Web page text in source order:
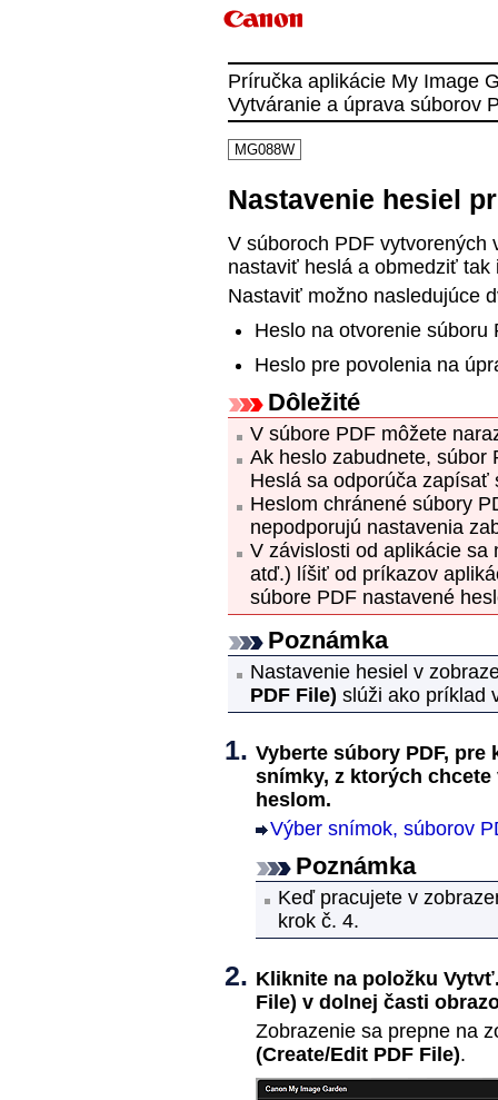
Príručka aplikácie My Image
Vytváranie a úprava súborov
MG088W
Nastavenie hesiel
V súboroch PDF vytvorených
nastaviť heslá a obmedziť
Nastaviť možno nasledujúce
Heslo na otvorenie súboru
Heslo pre povolenia na
Dôležité
V súbore PDF môžete
Ak heslo zabudnete, súbor
Heslá sa odporúča
Heslom chránené súbory
nepodporujú nastavenia
V závislosti od aplikácie sa
atď.) líšiť od príkazov
súbore PDF nastavené
Poznámka
Nastavenie hesiel v
PDF File) slúži ako príklad
Vyberte súbory PDF, pre
snímky, z ktorých
heslom.
Výber snímok, súborov
Poznámka
Keď pracujete v
krok č. 4.
Kliknite na položku
File) v dolnej časti
Zobrazenie sa prepne na
(Create/Edit PDF File).